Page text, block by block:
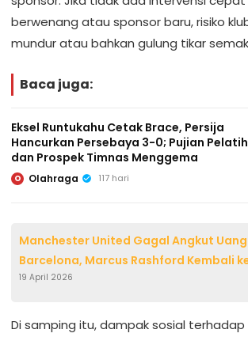
berwenang atau sponsor baru, risiko
mundur atau bahkan gulung tikar
Baca juga:
Eksel Runtukahu Cetak Brace, Persija
Hancurkan Persebaya 3-0; Pujian Pelatih
dan Prospek Timnas Menggema
O Olahraga 117 hari
Manchester United Gagal Angkut Uang
Barcelona, Marcus Rashford Kembali
Old Trafford
19 April 2026
Di samping itu, dampak sosial